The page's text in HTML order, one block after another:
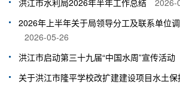
洪江市水利局2026年半年工作总结
2026-
2026年上半年关于局领导分工及联系单位
2026-05-26
洪江市启动第三十九届“中国水周”宣传活动
关于洪江市隆平学校改扩建建设项目水土